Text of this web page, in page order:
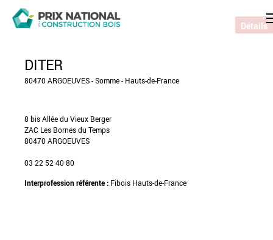
DITER
80470 ARGOEUVES - Somme - Hauts-de-France
8 bis Allée du Vieux Berger
ZAC Les Bornes du Temps
80470 ARGOEUVES
03 22 52 40 80
Interprofession référente : Fibois Hauts-de-France
Détails